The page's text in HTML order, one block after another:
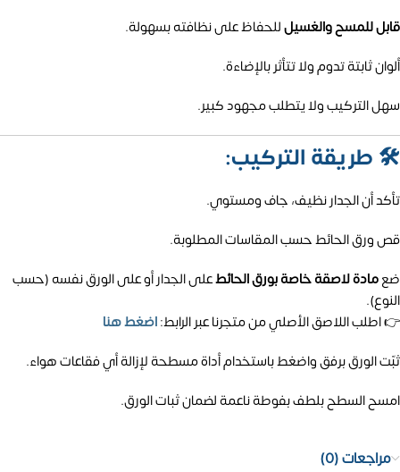
قابل للمسح والغسيلللحفاظ على نظافته بسهولة.
ألوان ثابتة تدوم ولا تتأثر بالإضاءة.
سهل التركيب ولا يتطلب مجهود كبير.
🛠️ طريقة التركيب:
تأكد أن الجدار نظيف، جاف ومستوي.
قص ورق الحائط حسب المقاسات المطلوبة.
ضعمادة لاصقة خاصة بورق الحائطعلى الجدار أو على الورق نفسه (حسب
النوع).
👉 اطلب اللاصق الأصلي من متجرنا عبر الرابط:اضغط هنا
ثبّت الورق برفق واضغط باستخدام أداة مسطحة لإزالة أي فقاعات هواء.
امسح السطح بلطف بفوطة ناعمة لضمان ثبات الورق.
مراجعات (0)